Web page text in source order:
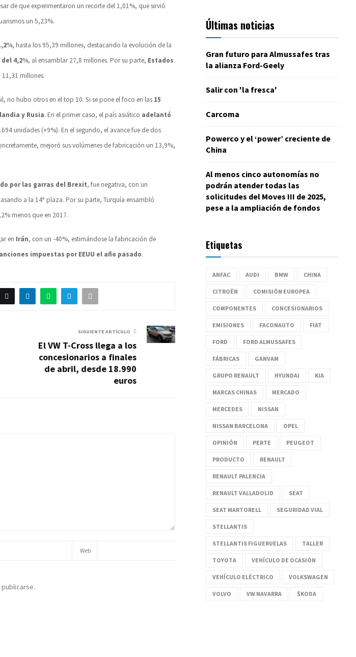
de que experimentaron un recorte del 1,01%, que sirvió
un 5,23%.
, hasta los 95,39 millones, destacando la evolución de la
4,2%, al ensamblar 27,8 millones. Por su parte, Estados
millones.
no hubo otros en el top 10. Si se pone el foco en las 15
y Rusia. En el primer caso, el país asiático adelantó
unidades (+9%). En el segundo, el avance fue de dos
mejoró sus volúmenes de fabricación un 13,9%,
por las garras del Brexit, fue negativa, con un
a la 14ª plaza. Por su parte, Turquía ensambló
menos que en 2017.
en Irán, con un -40%, estimándose la fabricación de
impuestas por EEUU el año pasado.
SIGUIENTE ARTÍCULO
El VW T-Cross llega a los
concesionarios a finales
de abril, desde 18.990
euros
Últimas noticias
Gran futuro para Almussafes tras
la alianza Ford-Geely
Salir con 'la fresca'
Carcoma
Powerco y el ‘power’ creciente de
China
Al menos cinco autonomías no
podrán atender todas las
solicitudes del Moves III de 2025,
pese a la ampliación de fondos
Etiquetas
ANFAC AUDI BMW CHINA
CITROËN COMISIÓN EUROPEA
COMPONENTES CONCESIONARIOS
EMISIONES FACONAUTO FIAT
FORD FORD ALMUSSAFES
FÁBRICAS GANVAM
GRUPO RENAULT HYUNDAI KIA
MARCAS CHINAS MERCADO
MERCEDES NISSAN
NISSAN BARCELONA OPEL
OPINIÓN PERTE PEUGEOT
PRODUCTO RENAULT
RENAULT PALENCIA
RENAULT VALLADOLID SEAT
SEAT MARTORELL SEGURIDAD VIAL
STELLANTIS
STELLANTIS FIGUERUELAS TALLER
TOYOTA VEHÍCULO DE OCASIÓN
VEHÍCULO ELÉCTRICO VOLKSWAGEN
VOLVO VW NAVARRA ŠKODA